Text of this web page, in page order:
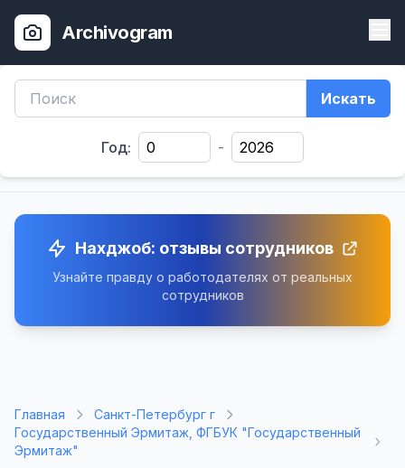
Archivogram
Искать
Год: -
Нахджоб: отзывы сотрудников
Узнайте правду о работодателях от реальных
сотрудников
Главная
Санкт-Петербург г
Государственный Эрмитаж, ФГБУК "Государственный
Эрмитаж"